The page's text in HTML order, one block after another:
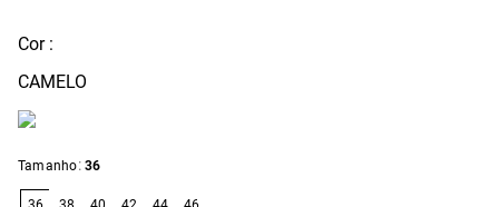
Cor :
CAMELO
Tamanho: 36